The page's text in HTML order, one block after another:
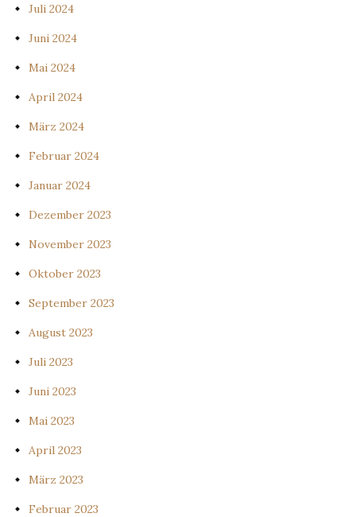
Juli 2024
Juni 2024
Mai 2024
April 2024
März 2024
Februar 2024
Januar 2024
Dezember 2023
November 2023
Oktober 2023
September 2023
August 2023
Juli 2023
Juni 2023
Mai 2023
April 2023
März 2023
Februar 2023